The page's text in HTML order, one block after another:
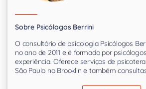
Sobre Psicólogos Berrini
O consultório de psicologia Psicólogos
no ano de 2011 e é formado por
experiência. Oferece serviços de
São Paulo no Brooklin e também